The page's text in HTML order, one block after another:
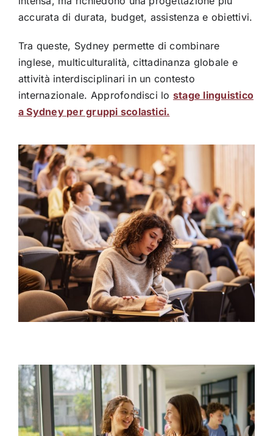
accurata di durata, budget, assistenza e obiettivi.
Tra queste, Sydney permette di combinare
inglese, multiculturalità, cittadinanza globale e
attività interdisciplinari in un contesto
internazionale. Approfondisci lo stage linguistico
a Sydney per gruppi scolastici.